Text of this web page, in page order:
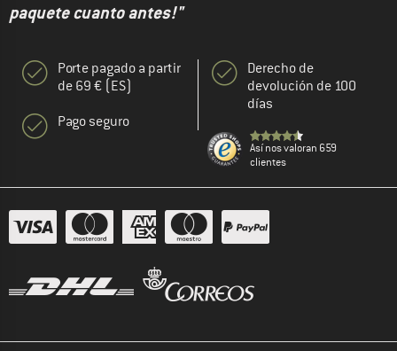
paquete cuanto antes!"
Porte pagado a partir
de 69 € (ES)
Pago seguro
Derecho de
devolución de 100
días
Así nos valoran 659
clientes